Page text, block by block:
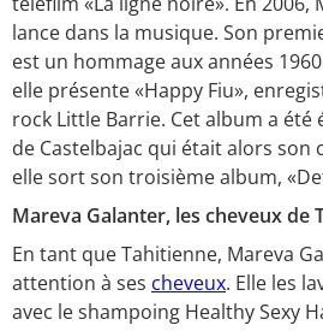
lance dans la musique. Son
est un hommage aux années
elle présente «Happy Fiu»,
rock Little Barrie. Cet album a été
de Castelbajac qui était alors son
elle sort son troisième album,
Mareva Galanter, les cheveux de
En tant que Tahitienne, Mareva
attention à ses cheveux. Elle les
avec le shampoing Healthy Sexy